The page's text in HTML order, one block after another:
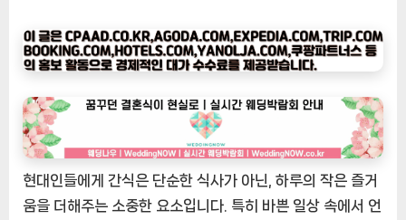
타
임
나
우
ㅣ
인
기
상
품]
현대인들에게 간식은 단순한 식사가 아닌, 하루의 작은 즐거
움을 더해주는 소중한 요소입니다. 특히 바쁜 일상 속에서 언